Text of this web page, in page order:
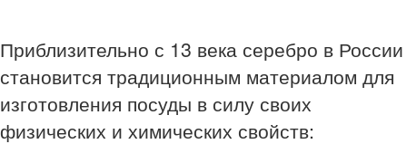
Приблизительно с 13 века серебро в России
становится традиционным материалом для
изготовления посуды в силу своих
физических и химических свойств: